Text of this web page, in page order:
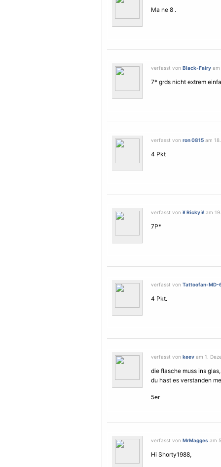
Ma ne 8 .
verfasst von Black-Fairy am
7* grds nicht extrem
verfasst von ron 0815 am
4 Pkt
verfasst von ¥ Ricky ¥ am
7P*
verfasst von Tattoofan-MD-
4 Pkt.
verfasst von keev am 1.
die flasche muss ins
du hast es verstanden
5er
verfasst von MrMagges am
Hi Shorty1988,